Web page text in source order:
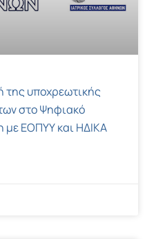
της υποχρεωτικής
στο Ψηφιακό
με ΕΟΠΥΥ και ΗΔΙΚΑ